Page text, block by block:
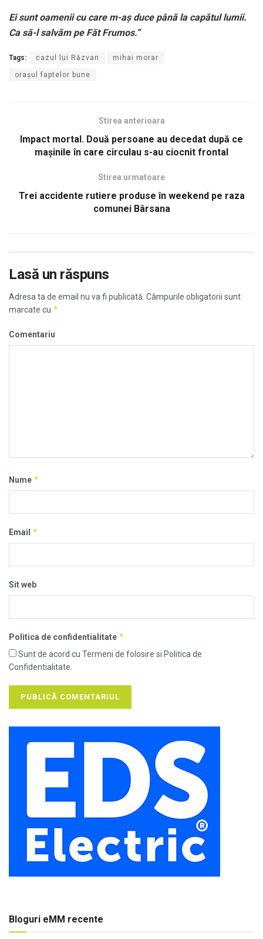
Ei sunt oamenii cu care m-aș duce până la capătul lumii.
Ca să-l salvăm pe Făt Frumos.”
Tags: cazul lui Răzvan mihai morar
orașul faptelor bune
Stirea anterioara
Impact mortal. Două persoane au decedat după ce
mașinile în care circulau s-au ciocnit frontal
Stirea urmatoare
Trei accidente rutiere produse în weekend pe raza
comunei Bârsana
Lasă un răspuns
Adresa ta de email nu va fi publicată. Câmpurile obligatorii sunt
marcate cu *
Comentariu
Nume *
Email *
Sit web
Politica de confidentialitate *
Sunt de acord cu Termeni de folosire si Politica de
Confidentialitate.
Bloguri eMM recente